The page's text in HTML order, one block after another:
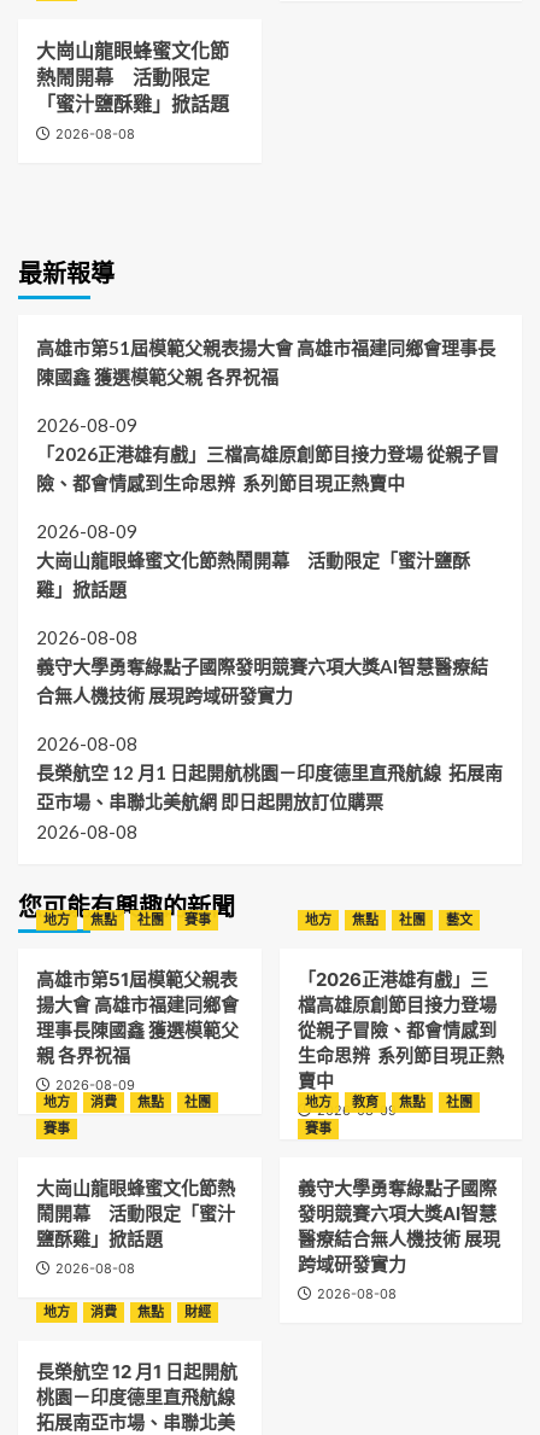
大崗山龍眼蜂蜜文化節
熱鬧開幕 活動限定
「蜜汁鹽酥雞」掀話題
2026-08-08
最新報導
高雄市第51屆模範父親表揚大會 高雄市福建同鄉會理事長
陳國鑫 獲選模範父親 各界祝福
2026-08-09
「2026正港雄有戲」三檔高雄原創節目接力登場 從親子冒
險、都會情感到生命思辨 系列節目現正熱賣中
2026-08-09
大崗山龍眼蜂蜜文化節熱鬧開幕 活動限定「蜜汁鹽酥
雞」掀話題
2026-08-08
義守大學勇奪綠點子國際發明競賽六項大獎AI智慧醫療結
合無人機技術 展現跨域研發實力
2026-08-08
長榮航空 12 月1 日起開航桃園－印度德里直飛航線 拓展南
亞市場、串聯北美航網 即日起開放訂位購票
2026-08-08
您可能有興趣的新聞
地方 焦點 社團 賽事
高雄市第51屆模範父親表
揚大會 高雄市福建同鄉會
理事長陳國鑫 獲選模範父
親 各界祝福
2026-08-09
地方 焦點 社團 藝文
「2026正港雄有戲」三
檔高雄原創節目接力登場
從親子冒險、都會情感到
生命思辨 系列節目現正熱
賣中
2026-08-09
地方 消費 焦點
社團
賽事
大崗山龍眼蜂蜜文化節熱
鬧開幕 活動限定「蜜汁
鹽酥雞」掀話題
2026-08-08
地方 教育 焦點
社團
賽事
義守大學勇奪綠點子國際
發明競賽六項大獎AI智慧
醫療結合無人機技術 展現
跨域研發實力
2026-08-08
地方
消費 焦點 財經
長榮航空 12 月1 日起開航
桃園－印度德里直飛航線
拓展南亞市場、串聯北美